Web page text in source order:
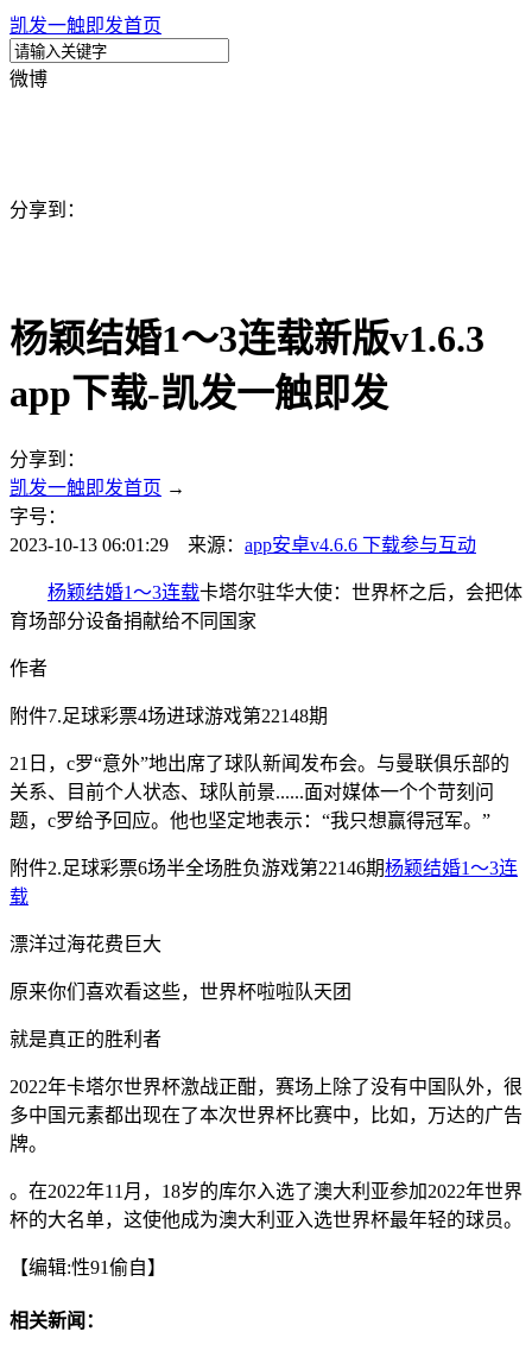
凯发一触即发首页
微博
分享到：
杨颖结婚1～3连载新版v1.6.3
app下载-凯发一触即发
分享到：
凯发一触即发首页 →
字号：
2023-10-13 06:01:29 来源： app安卓v4.6.6 下载参与互动
杨颖结婚1～3连载卡塔尔驻华大使：世界杯之后，会把体
育场部分设备捐献给不同国家
作者
附件7.足球彩票4场进球游戏第22148期
21日，c罗“意外”地出席了球队新闻发布会。与曼联俱乐部的
关系、目前个人状态、球队前景......面对媒体一个个苛刻问
题，c罗给予回应。他也坚定地表示：“我只想赢得冠军。”
附件2.足球彩票6场半全场胜负游戏第22146期杨颖结婚1～3连
载
漂洋过海花费巨大
原来你们喜欢看这些，世界杯啦啦队天团
就是真正的胜利者
2022年卡塔尔世界杯激战正酣，赛场上除了没有中国队外，很
多中国元素都出现在了本次世界杯比赛中，比如，万达的广告
牌。
。在2022年11月，18岁的库尔入选了澳大利亚参加2022年世界
杯的大名单，这使他成为澳大利亚入选世界杯最年轻的球员。
【编辑:性91偷自】
相关新闻：